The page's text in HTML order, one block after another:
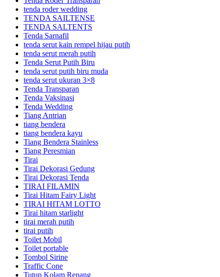
tenda roder wedding
TENDA SAILTENSE
TENDA SALTENTS
Tenda Sarnafil
tenda serut kain rempel hijau putih
tenda serut merah putih
Tenda Serut Putih Biru
tenda serut putih biru muda
tenda serut ukuran 3×8
Tenda Transparan
Tenda Vaksinasi
Tenda Wedding
Tiang Antrian
tiang bendera
tiang bendera kayu
Tiang Bendera Stainless
Tiang Peresmian
Tirai
Tirai Dekorasi Gedung
Tirai Dekorasi Tenda
TIRAI FILAMIN
Tirai Hitam Fairy Light
TIRAI HITAM LOTTO
Tirai hitam starlight
tirai merah putih
tirai putih
Toilet Mobil
Toilet portable
Tombol Sirine
Traffic Cone
Tutup Kolam Renang